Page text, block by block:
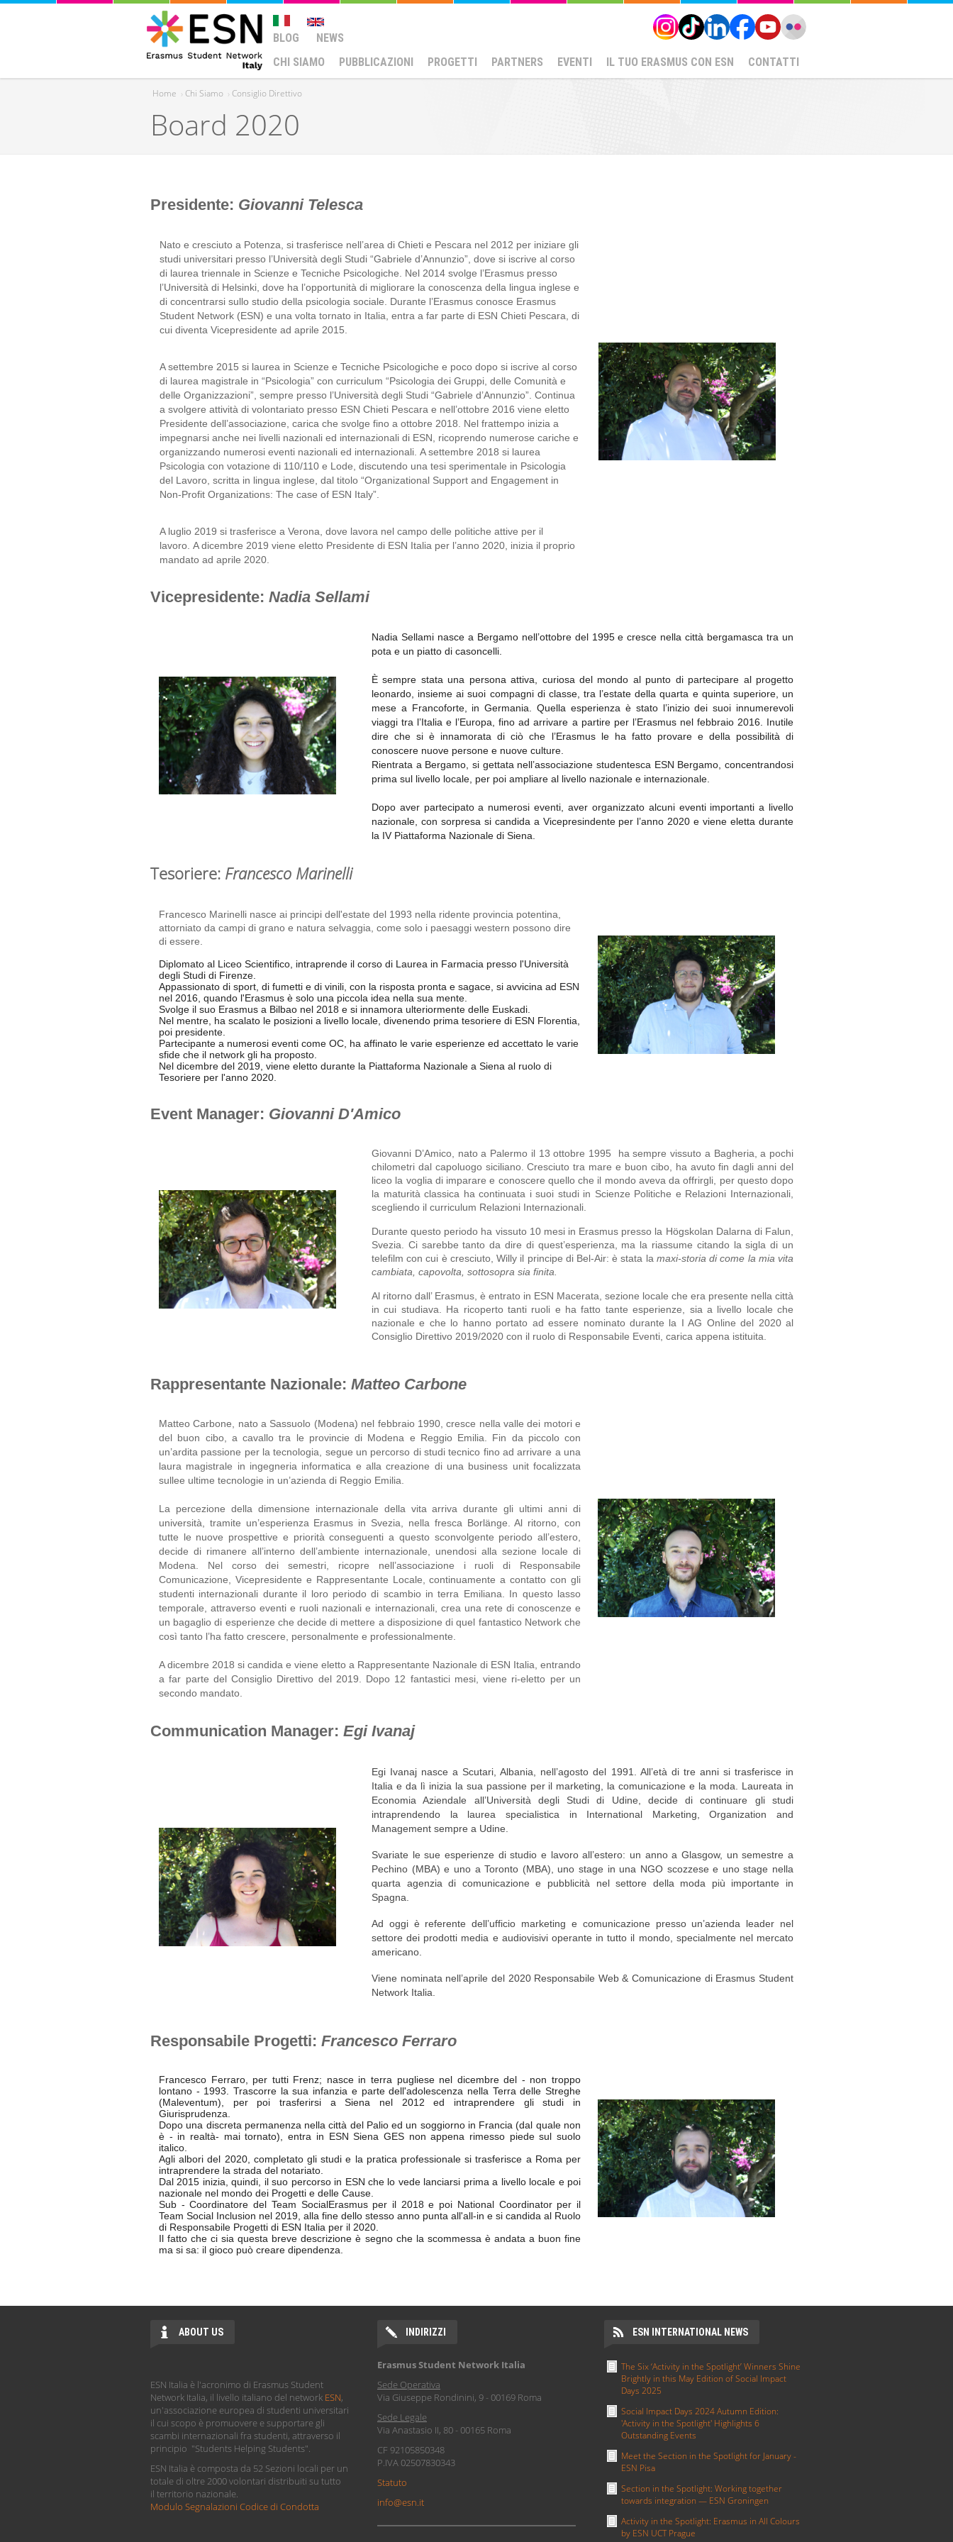
BLOG
NEWS
CHI SIAMO
PUBBLICAZIONI PROGETTI PARTNERS EVENTI IL TUO ERASMUS CON ESN CONTATTI
Tu sei qui
Home › Chi Siamo › Consiglio Direttivo
Board 2020
Presidente: Giovanni Telesca
Nato e cresciuto a Potenza, si trasferisce nell’area di Chieti e Pescara nel 2012 per iniziare gli
studi universitari presso l’Università degli Studi “Gabriele d’Annunzio”, dove si iscrive al corso
di laurea triennale in Scienze e Tecniche Psicologiche. Nel 2014 svolge l’Erasmus presso
l’Università di Helsinki, dove ha l’opportunità di migliorare la conoscenza della lingua inglese e
di concentrarsi sullo studio della psicologia sociale. Durante l’Erasmus conosce Erasmus
Student Network (ESN) e una volta tornato in Italia, entra a far parte di ESN Chieti Pescara, di
cui diventa Vicepresidente ad aprile 2015.
A settembre 2015 si laurea in Scienze e Tecniche Psicologiche e poco dopo si iscrive al corso
di laurea magistrale in “Psicologia” con curriculum “Psicologia dei Gruppi, delle Comunità e
delle Organizzazioni”, sempre presso l’Università degli Studi “Gabriele d’Annunzio”. Continua
a svolgere attività di volontariato presso ESN Chieti Pescara e nell’ottobre 2016 viene eletto
Presidente dell’associazione, carica che svolge fino a ottobre 2018. Nel frattempo inizia a
impegnarsi anche nei livelli nazionali ed internazionali di ESN, ricoprendo numerose cariche e
organizzando numerosi eventi nazionali ed internazionali. A settembre 2018 si laurea
Psicologia con votazione di 110/110 e Lode, discutendo una tesi sperimentale in Psicologia
del Lavoro, scritta in lingua inglese, dal titolo “Organizational Support and Engagement in
Non-Profit Organizations: The case of ESN Italy”.
A luglio 2019 si trasferisce a Verona, dove lavora nel campo delle politiche attive per il
lavoro. A dicembre 2019 viene eletto Presidente di ESN Italia per l’anno 2020, inizia il proprio
mandato ad aprile 2020.
Vicepresidente: Nadia Sellami
Nadia Sellami nasce a Bergamo nell’ottobre del 1995 e cresce nella città bergamasca tra un
pota e un piatto di casoncelli.
È sempre stata una persona attiva, curiosa del mondo al punto di partecipare al progetto
leonardo, insieme ai suoi compagni di classe, tra l’estate della quarta e quinta superiore, un
mese a Francoforte, in Germania. Quella esperienza è stato l’inizio dei suoi innumerevoli
viaggi tra l’Italia e l’Europa, fino ad arrivare a partire per l’Erasmus nel febbraio 2016. Inutile
dire che si è innamorata di ciò che l’Erasmus le ha fatto provare e della possibilità di
conoscere nuove persone e nuove culture.
Rientrata a Bergamo, si gettata nell’associazione studentesca ESN Bergamo, concentrandosi
prima sul livello locale, per poi ampliare al livello nazionale e internazionale.
Dopo aver partecipato a numerosi eventi, aver organizzato alcuni eventi importanti a livello
nazionale, con sorpresa si candida a Vicepresindente per l’anno 2020 e viene eletta durante
la IV Piattaforma Nazionale di Siena.
Tesoriere: Francesco Marinelli
Francesco Marinelli nasce ai principi dell'estate del 1993 nella ridente provincia potentina,
attorniato da campi di grano e natura selvaggia, come solo i paesaggi western possono dire
di essere.
Diplomato al Liceo Scientifico, intraprende il corso di Laurea in Farmacia presso l'Università
degli Studi di Firenze.
Appassionato di sport, di fumetti e di vinili, con la risposta pronta e sagace, si avvicina ad ESN
nel 2016, quando l'Erasmus è solo una piccola idea nella sua mente.
Svolge il suo Erasmus a Bilbao nel 2018 e si innamora ulteriormente delle Euskadi.
Nel mentre, ha scalato le posizioni a livello locale, divenendo prima tesoriere di ESN Florentia,
poi presidente.
Partecipante a numerosi eventi come OC, ha affinato le varie esperienze ed accettato le varie
sfide che il network gli ha proposto.
Nel dicembre del 2019, viene eletto durante la Piattaforma Nazionale a Siena al ruolo di
Tesoriere per l'anno 2020.
Event Manager: Giovanni D'Amico
Giovanni D’Amico, nato a Palermo il 13 ottobre 1995  ha sempre vissuto a Bagheria, a pochi
chilometri dal capoluogo siciliano. Cresciuto tra mare e buon cibo, ha avuto fin dagli anni del
liceo la voglia di imparare e conoscere quello che il mondo aveva da offrirgli, per questo dopo
la maturità classica ha continuata i suoi studi in Scienze Politiche e Relazioni Internazionali,
scegliendo il curriculum Relazioni Internazionali.
Durante questo periodo ha vissuto 10 mesi in Erasmus presso la Högskolan Dalarna di Falun,
Svezia. Ci sarebbe tanto da dire di quest’esperienza, ma la riassume citando la sigla di un
telefilm con cui è cresciuto, Willy il principe di Bel-Air: è stata la maxi-storia di come la mia vita
cambiata, capovolta, sottosopra sia finita.
Al ritorno dall’ Erasmus, è entrato in ESN Macerata, sezione locale che era presente nella città
in cui studiava. Ha ricoperto tanti ruoli e ha fatto tante esperienze, sia a livello locale che
nazionale e che lo hanno portato ad essere nominato durante la I AG Online del 2020 al
Consiglio Direttivo 2019/2020 con il ruolo di Responsabile Eventi, carica appena istituita.
Rappresentante Nazionale: Matteo Carbone
Matteo Carbone, nato a Sassuolo (Modena) nel febbraio 1990, cresce nella valle dei motori e
del buon cibo, a cavallo tra le provincie di Modena e Reggio Emilia. Fin da piccolo con
un’ardita passione per la tecnologia, segue un percorso di studi tecnico fino ad arrivare a una
laura magistrale in ingegneria informatica e alla creazione di una business unit focalizzata
sullee ultime tecnologie in un’azienda di Reggio Emilia.
La percezione della dimensione internazionale della vita arriva durante gli ultimi anni di
università, tramite un’esperienza Erasmus in Svezia, nella fresca Borlänge. Al ritorno, con
tutte le nuove prospettive e priorità conseguenti a questo sconvolgente periodo all’estero,
decide di rimanere all’interno dell’ambiente internazionale, unendosi alla sezione locale di
Modena. Nel corso dei semestri, ricopre nell’associazione i ruoli di Responsabile
Comunicazione, Vicepresidente e Rappresentante Locale, continuamente a contatto con gli
studenti internazionali durante il loro periodo di scambio in terra Emiliana. In questo lasso
temporale, attraverso eventi e ruoli nazionali e internazionali, crea una rete di conoscenze e
un bagaglio di esperienze che decide di mettere a disposizione di quel fantastico Network che
così tanto l’ha fatto crescere, personalmente e professionalmente.
A dicembre 2018 si candida e viene eletto a Rappresentante Nazionale di ESN Italia, entrando
a far parte del Consiglio Direttivo del 2019. Dopo 12 fantastici mesi, viene ri-eletto per un
secondo mandato.
Communication Manager: Egi Ivanaj
Egi Ivanaj nasce a Scutari, Albania, nell’agosto del 1991. All’età di tre anni si trasferisce in
Italia e da lì inizia la sua passione per il marketing, la comunicazione e la moda. Laureata in
Economia Aziendale all’Università degli Studi di Udine, decide di continuare gli studi
intraprendendo la laurea specialistica in International Marketing, Organization and
Management sempre a Udine.
Svariate le sue esperienze di studio e lavoro all’estero: un anno a Glasgow, un semestre a
Pechino (MBA) e uno a Toronto (MBA), uno stage in una NGO scozzese e uno stage nella
quarta agenzia di comunicazione e pubblicità nel settore della moda più importante in
Spagna.
Ad oggi è referente dell’ufficio marketing e comunicazione presso un’azienda leader nel
settore dei prodotti media e audiovisivi operante in tutto il mondo, specialmente nel mercato
americano.
Viene nominata nell’aprile del 2020 Responsabile Web & Comunicazione di Erasmus Student
Network Italia.
Responsabile Progetti: Francesco Ferraro
Francesco Ferraro, per tutti Frenz; nasce in terra pugliese nel dicembre del - non troppo
lontano - 1993. Trascorre la sua infanzia e parte dell'adolescenza nella Terra delle Streghe
(Maleventum), per poi trasferirsi a Siena nel 2012 ed intraprendere gli studi in
Giurisprudenza.
Dopo una discreta permanenza nella città del Palio ed un soggiorno in Francia (dal quale non
è - in realtà- mai tornato), entra in ESN Siena GES non appena rimesso piede sul suolo
italico.
Agli albori del 2020, completato gli studi e la pratica professionale si trasferisce a Roma per
intraprendere la strada del notariato.
Dal 2015 inizia, quindi, il suo percorso in ESN che lo vede lanciarsi prima a livello locale e poi
nazionale nel mondo dei Progetti e delle Cause.
Sub - Coordinatore del Team SocialErasmus per il 2018 e poi National Coordinator per il
Team Social Inclusion nel 2019, alla fine dello stesso anno punta all'all-in e si candida al Ruolo
di Responsabile Progetti di ESN Italia per il 2020.
Il fatto che ci sia questa breve descrizione è segno che la scommessa è andata a buon fine
ma si sa: il gioco può creare dipendenza.
ABOUT US
ESN Italia è l'acronimo di Erasmus Student
Network Italia, il livello italiano del network ESN,
un'associazione europea di studenti universitari
il cui scopo è promuovere e supportare gli
scambi internazionali fra studenti, attraverso il
principio "Students Helping Students".
ESN Italia è composta da 52 Sezioni locali per un
totale di oltre 2000 volontari distribuiti su tutto
il territorio nazionale.
Modulo Segnalazioni Codice di Condotta
INDIRIZZI
Erasmus Student Network Italia
Sede Operativa
Via Giuseppe Rondinini, 9 - 00169 Roma
Sede Legale
Via Anastasio II, 80 - 00165 Roma
CF 92105850348
P.IVA 02507830343
Statuto
info@esn.it
ESN INTERNATIONAL NEWS
The Six ‘Activity in the Spotlight’ Winners Shine
Brightly in this May Edition of Social Impact
Days 2025
Social Impact Days 2024 Autumn Edition:
'Activity in the Spotlight' Highlights 6
Outstanding Events
Meet the Section in the Spotlight for January -
ESN Pisa
Section in the Spotlight: Working together
towards integration — ESN Groningen
Activity in the Spotlight: Erasmus in All Colours
by ESN UCT Prague